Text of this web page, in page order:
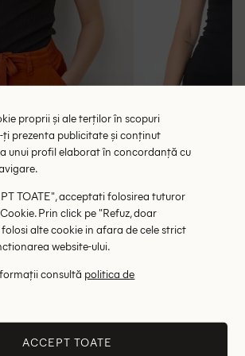
lei 48.00 lei
69.00 lei
proprii și ale terților în scopuri
prezenta publicitate și conținut
unui profil elaborat în concordanță cu
TOATE", acceptati folosirea tuturor
Prin click pe "Refuz, doar
folosi alte cookie in afara de cele strict
website-ului.
consultă politica de
ACCEPT TOATE